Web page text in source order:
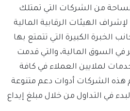
من الشركات التي تمتلك
الهيئات الرقابية المالية
الخبرة الكبيرة التي تتمتع بها
في السوق المالية، والتي قدمت
لملايين العملاء في كافة
هذه الشركات أدوات دعم متنوعة
في التداول من خلال مبلغ إيداع